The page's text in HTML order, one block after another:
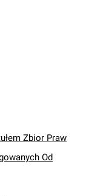
Zbior Praw
Od